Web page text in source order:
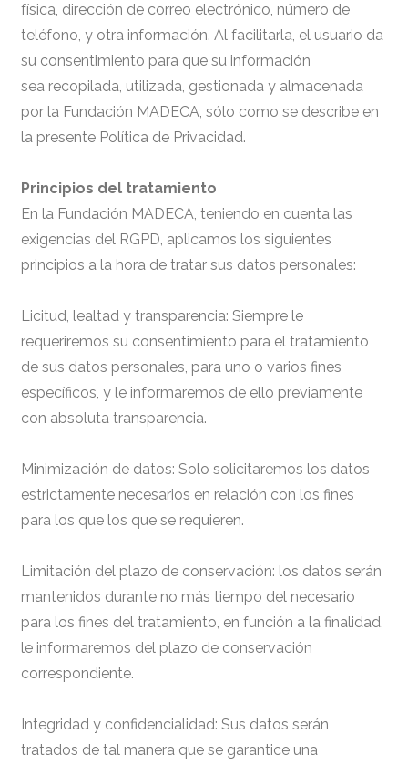
física, dirección de correo electrónico, número de
teléfono, y otra información. Al facilitarla, el usuario da
su consentimiento para que su información
sea recopilada, utilizada, gestionada y almacenada
por la Fundación MADECA, sólo como se describe en
la presente Política de Privacidad.
Principios del tratamiento
En la Fundación MADECA, teniendo en cuenta las
exigencias del RGPD, aplicamos los siguientes
principios a la hora de tratar sus datos personales:
Licitud, lealtad y transparencia: Siempre le
requeriremos su consentimiento para el tratamiento
de sus datos personales, para uno o varios fines
específicos, y le informaremos de ello previamente
con absoluta transparencia.
Minimización de datos: Solo solicitaremos los datos
estrictamente necesarios en relación con los fines
para los que los que se requieren.
Limitación del plazo de conservación: los datos serán
mantenidos durante no más tiempo del necesario
para los fines del tratamiento, en función a la finalidad,
le informaremos del plazo de conservación
correspondiente.
Integridad y confidencialidad: Sus datos serán
tratados de tal manera que se garantice una